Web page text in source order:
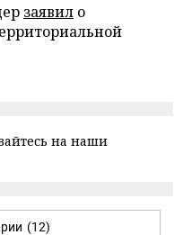
заявил о
на наши
(12)